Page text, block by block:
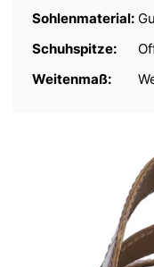
Sohlenmaterial:
Schuhspitze:
Weitenmaß: